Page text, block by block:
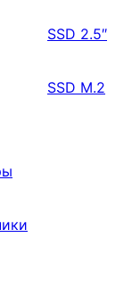
SSD 2.5″
SSD M.2